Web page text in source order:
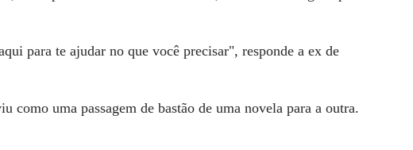
para te ajudar no que você precisar", responde a ex de
como uma passagem de bastão de uma novela para a outra.